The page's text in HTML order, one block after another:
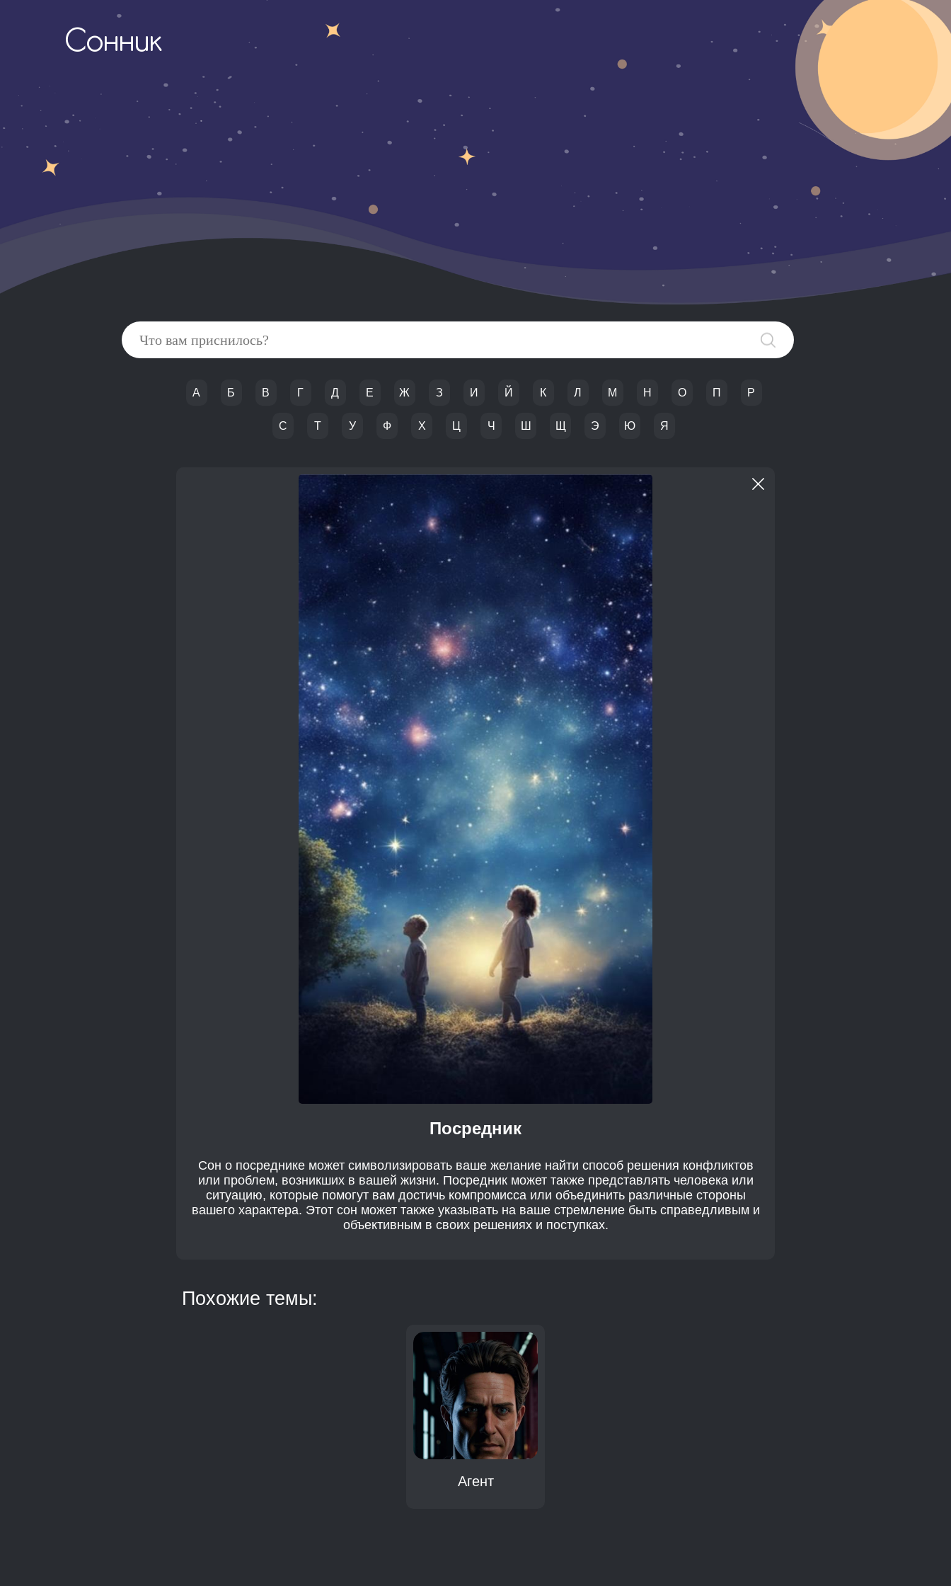
Сонник
А Б В Г Д Е Ж З И Й К Л М Н О П Р
С Т У Ф Х Ц Ч Ш Щ Э Ю Я
Посредник
Сон о посреднике может символизировать ваше желание найти способ решения конфликтов
или проблем, возникших в вашей жизни. Посредник может также представлять человека или
ситуацию, которые помогут вам достичь компромисса или объединить различные стороны
вашего характера. Этот сон может также указывать на ваше стремление быть справедливым и
объективным в своих решениях и поступках.
Похожие темы:
Агент